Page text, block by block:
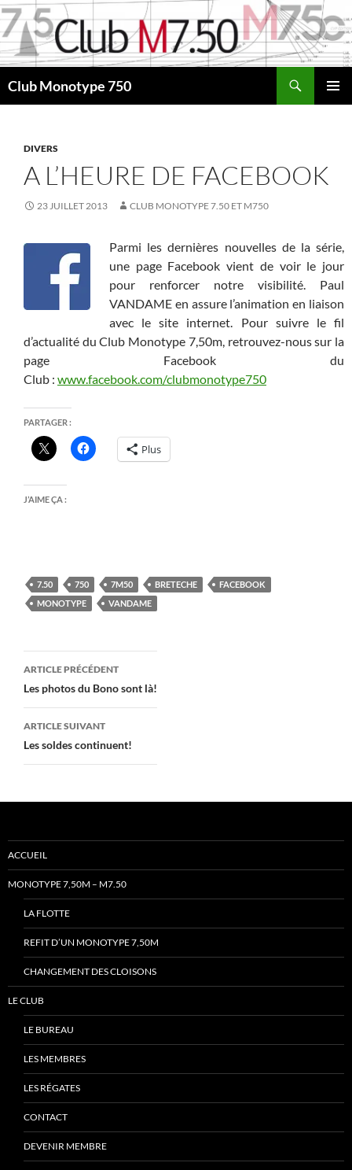
Aller
au
contenu
Club Monotype 750
DIVERS
A L’HEURE DE FACEBOOK
23 JUILLET 2013 CLUB MONOTYPE 7.50 ET M750
Parmi les dernières nouvelles de la série,
une page Facebook vient de voir le jour
pour renforcer notre visibilité. Paul
VANDAME en assure l’animation en liaison
avec le site internet. Pour suivre le fil
d’actualité du Club Monotype 7,50m, retrouvez-nous sur la
page Facebook du
Club : www.facebook.com/clubmonotype750
PARTAGER :
Plus
J’AIME ÇA :
7.50 750 7M50 BRETECHE
FACEBOOK
MONOTYPE
VANDAME
Navigation
des
articles
ARTICLE PRÉCÉDENT
Les photos du Bono sont là!
ARTICLE SUIVANT
Les soldes continuent!
ACCUEIL
MONOTYPE 7,50M – M7.50
LA FLOTTE
REFIT D’UN MONOTYPE 7,50M
CHANGEMENT DES CLOISONS
LE CLUB
LE BUREAU
LES MEMBRES
LES RÉGATES
CONTACT
DEVENIR MEMBRE